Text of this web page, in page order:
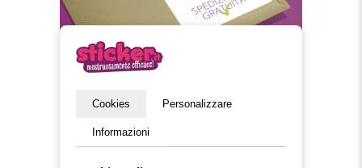
Spedizione gratuita
La spedizione è gratuita in tutta Italia. Gli
Cookies Personalizzare
Informazioni